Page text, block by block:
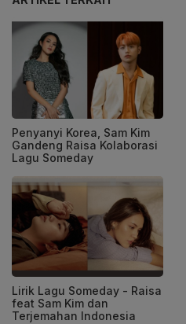
Penyanyi Korea, Sam Kim
Gandeng Raisa Kolaborasi
Lagu Someday
Lirik Lagu Someday - Raisa
feat Sam Kim dan
Terjemahan Indonesia